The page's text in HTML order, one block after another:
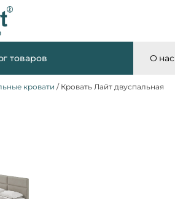
товаров О нас
кровати / Кровать Лайт двуспальная